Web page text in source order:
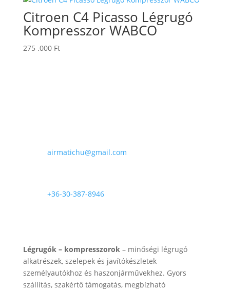
Citroen C4 Picasso Légrugó
Kompresszor WABCO
275 .000 Ft
airmatichu@gmail.com
+36-30-387-8946
Légrugók – kompresszorok – minőségi légrugó
alkatrészek, szelepek és javítókészletek
személyautókhoz és haszonjárművekhez. Gyors
szállítás, szakértő támogatás, megbízható